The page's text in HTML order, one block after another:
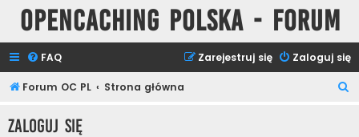
Opencaching Polska - Forum
FAQ Zaloguj się
Zarejestruj się
Forum OC PL Strona główna
Zaloguj się